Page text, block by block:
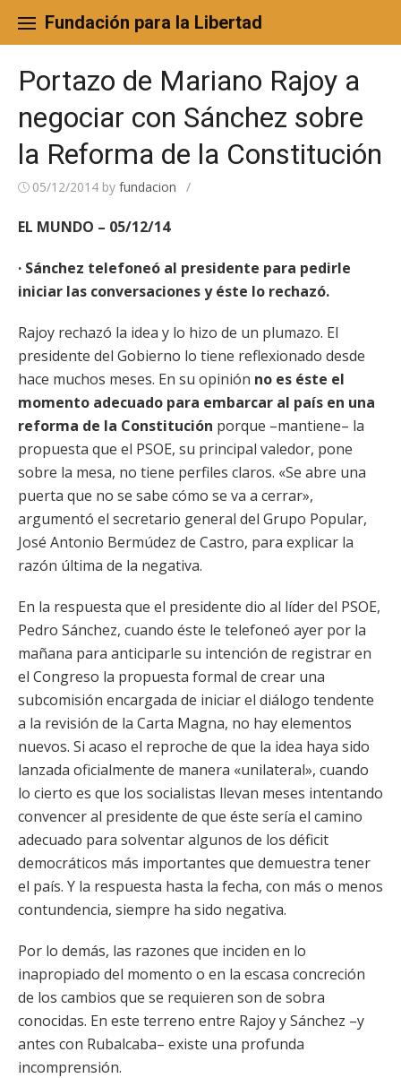
content
Fundación para la Libertad
Portazo de Mariano Rajoy a
negociar con Sánchez sobre
la Reforma de la Constitución
05/12/2014 by fundacion /
EL MUNDO – 05/12/14
· Sánchez telefoneó al presidente para pedirle
iniciar las conversaciones y éste lo rechazó.
Rajoy rechazó la idea y lo hizo de un plumazo. El
presidente del Gobierno lo tiene reflexionado desde
hace muchos meses. En su opinión no es éste el
momento adecuado para embarcar al país en una
reforma de la Constitución porque –mantiene– la
propuesta que el PSOE, su principal valedor, pone
sobre la mesa, no tiene perfiles claros. «Se abre una
puerta que no se sabe cómo se va a cerrar»,
argumentó el secretario general del Grupo Popular,
José Antonio Bermúdez de Castro, para explicar la
razón última de la negativa.
En la respuesta que el presidente dio al líder del PSOE,
Pedro Sánchez, cuando éste le telefoneó ayer por la
mañana para anticiparle su intención de registrar en
el Congreso la propuesta formal de crear una
subcomisión encargada de iniciar el diálogo tendente
a la revisión de la Carta Magna, no hay elementos
nuevos. Si acaso el reproche de que la idea haya sido
lanzada oficialmente de manera «unilateral», cuando
lo cierto es que los socialistas llevan meses intentando
convencer al presidente de que éste sería el camino
adecuado para solventar algunos de los déficit
democráticos más importantes que demuestra tener
el país. Y la respuesta hasta la fecha, con más o menos
contundencia, siempre ha sido negativa.
Por lo demás, las razones que inciden en lo
inapropiado del momento o en la escasa concreción
de los cambios que se requieren son de sobra
conocidas. En este terreno entre Rajoy y Sánchez –y
antes con Rubalcaba– existe una profunda
incomprensión.